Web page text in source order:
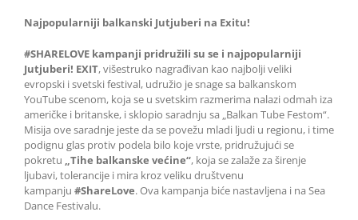
Najpopularniji balkanski Jutjuberi na Exitu!
#SHARELOVE kampanji pridružili su se i najpopularniji
Jutjuberi! EXIT, višestruko nagrađivan kao najbolji veliki
evropski i svetski festival, udružio je snage sa balkanskom
YouTube scenom, koja se u svetskim razmerima nalazi odmah iza
američke i britanske, i sklopio saradnju sa „Balkan Tube Festom“.
Misija ove saradnje jeste da se povežu mladi ljudi u regionu, i time
podignu glas protiv podela bilo koje vrste, pridružujući se
pokretu „Tihe balkanske većine“, koja se zalaže za širenje
ljubavi, tolerancije i mira kroz veliku društvenu
kampanju #ShareLove. Ova kampanja biće nastavljena i na Sea
Dance Festivalu.